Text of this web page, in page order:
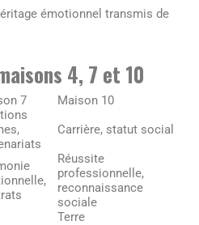
émotionnel transmis de
4, 7 et 10
7
Maison 10
Carrière, statut social
Réussite
professionnelle,
reconnaissance
sociale
Terre